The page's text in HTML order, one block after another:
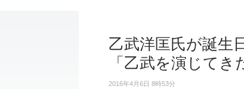
乙武洋匡氏が誕生
「乙武を演じてき
2016年4月6日 8時53分